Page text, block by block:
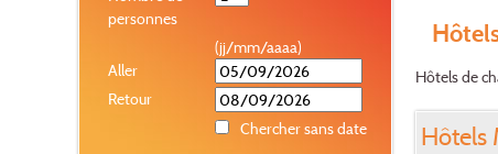
Hôtels de
Hôtels
personnes
(jj/mm/aaaa)
Aller
Retour
Chercher sans date